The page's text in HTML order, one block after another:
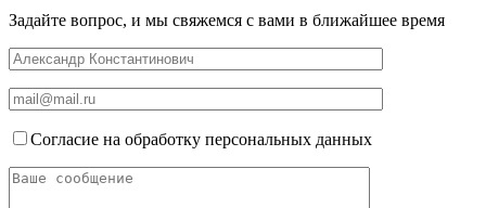
Задайте вопрос, и мы свяжемся с вами в ближайшее время
Согласие на обработку персональных данных